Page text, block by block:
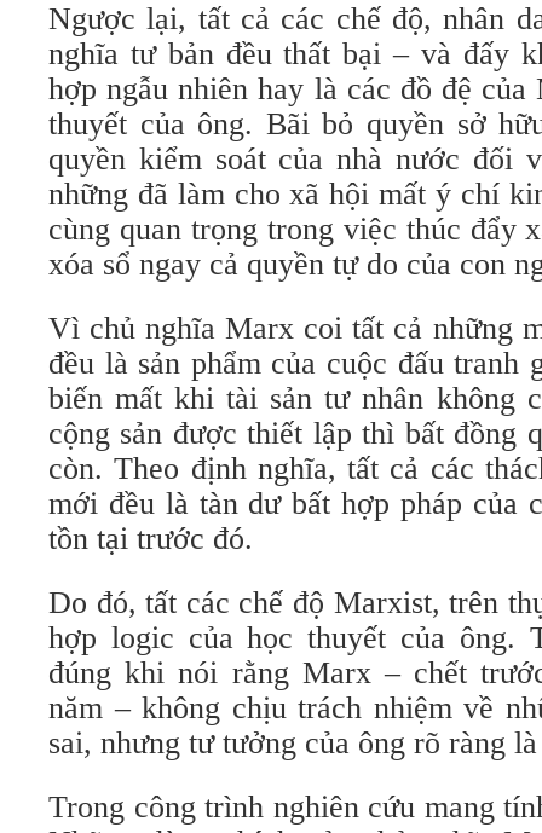
Ngược lại, tất cả các chế độ, nhân
nghĩa tư bản đều thất bại – và đấy
hợp ngẫu nhiên hay là các đồ đệ
thuyết của ông. Bãi bỏ quyền sở
quyền kiểm soát của nhà nước đối
những đã làm cho xã hội mất ý chí
cùng quan trọng trong việc thúc đẩy
xóa sổ ngay cả quyền tự do của con
Vì chủ nghĩa Marx coi tất cả những
đều là sản phẩm của cuộc đấu tranh
biến mất khi tài sản tư nhân không
cộng sản được thiết lập thì bất đồng
còn. Theo định nghĩa, tất cả các
mới đều là tàn dư bất hợp pháp của
tồn tại trước đó.
Do đó, tất các chế độ Marxist, trên
hợp logic của học thuyết của ông.
đúng khi nói rằng Marx – chết
năm – không chịu trách nhiệm về
sai, nhưng tư tưởng của ông rõ ràng
Trong công trình nghiên cứu mang